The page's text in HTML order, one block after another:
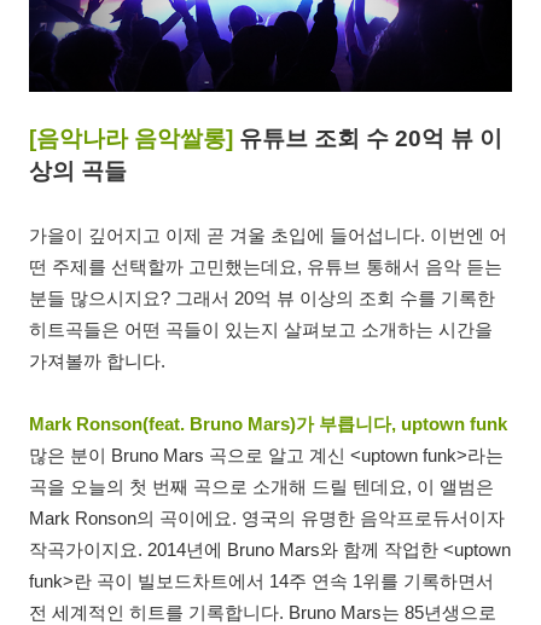
[음악나라 음악쌀롱] 유튜브 조회 수 20억 뷰 이
상의 곡들
가을이 깊어지고 이제 곧 겨울 초입에 들어섭니다. 이번엔 어
떤 주제를 선택할까 고민했는데요, 유튜브 통해서 음악 듣는
분들 많으시지요? 그래서 20억 뷰 이상의 조회 수를 기록한
히트곡들은 어떤 곡들이 있는지 살펴보고 소개하는 시간을
가져볼까 합니다.
Mark Ronson(feat. Bruno Mars)가 부릅니다, uptown funk
많은 분이 Bruno Mars 곡으로 알고 계신 <uptown funk>라는
곡을 오늘의 첫 번째 곡으로 소개해 드릴 텐데요, 이 앨범은
Mark Ronson의 곡이에요. 영국의 유명한 음악프로듀서이자
작곡가이지요. 2014년에 Bruno Mars와 함께 작업한 <uptown
funk>란 곡이 빌보드차트에서 14주 연속 1위를 기록하면서
전 세계적인 히트를 기록합니다. Bruno Mars는 85년생으로